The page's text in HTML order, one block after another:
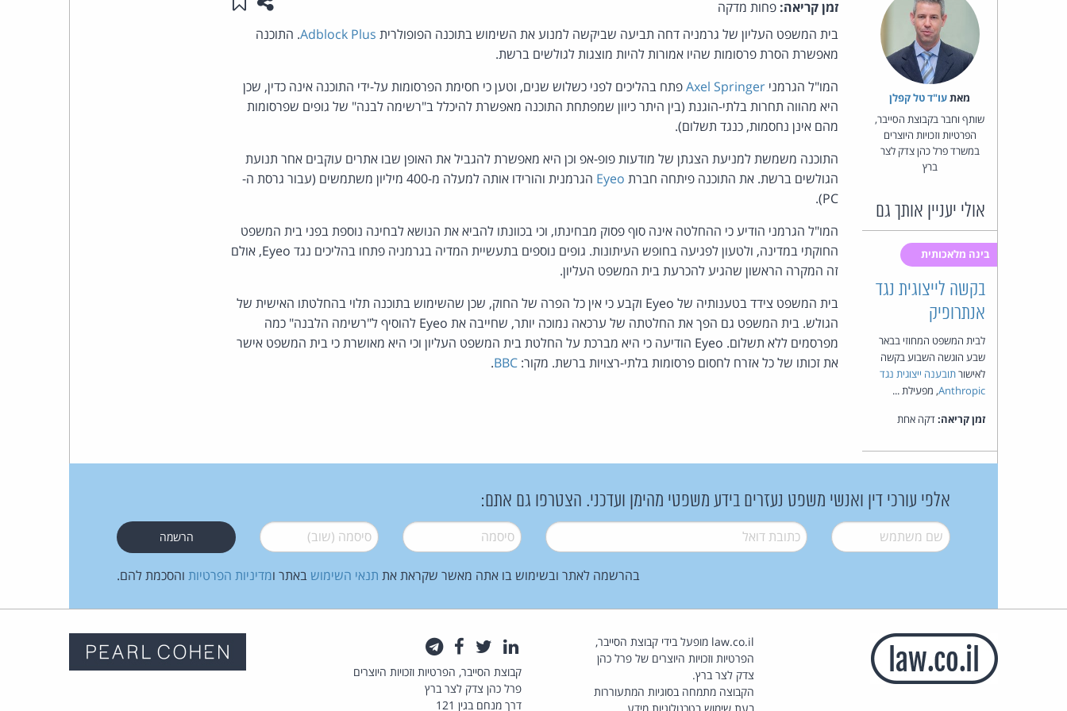
מאת‏עו"ד טל קפלן
שותף וחבר בקבוצת הסייבר,
הפרטיות וזכויות היוצרים
במשרד פרל כהן צדק לצר
ברץ
אולי יעניין אותך גם
בינה מלאכותית
בקשה לייצוגית נגד
אנתרופיק
לבית המשפט המחוזי בבאר
שבע הוגשה השבוע בקשה
לאישורתובענה ייצוגית נגד
Anthropic, מפעילת ...
זמן קריאה:דקה אחת
זמן קריאה: פחות מדקה
בית המשפט העליון של גרמניה דחה תביעה שביקשה למנוע את השימוש בתוכנה הפופולרית Adblock Plus. התוכנה
מאפשרת הסרת פרסומות שהיו אמורות להיות מוצגות לגולשים ברשת.
המו"ל הגרמני Axel Springerפתח בהליכים לפני כשלוש שנים, וטען כי חסימת הפרסומות על-ידי התוכנה אינה כדין, שכן
היא מהווה תחרות בלתי-הוגנת (בין היתר כיוון שמפתחת התוכנה מאפשרת להיכלל ב"רשימה לבנה" של גופים שפרסומות
מהם אינן נחסמות, כנגד תשלום).
התוכנה משמשת למניעת הצגתן של מודעות פופ-אפ וכן היא מאפשרת להגביל את האופן שבו אתרים עוקבים אחר תנועת
הגולשים ברשת. את התוכנה פיתחה חברת Eyeo
הגרמנית והורידו אותה למעלה מ-400 מיליון משתמשים (עבור גרסת ה-
PC).
המו"ל הגרמני הודיע כי ההחלטה אינה סוף פסוק מבחינתו, וכי בכוונתו להביא את הנושא לבחינה נוספת בפני בית המשפט
החוקתי במדינה, ולטעון לפגיעה בחופש העיתונות. גופים נוספים בתעשיית המדיה בגרמניה פתחו בהליכים נגד Eyeo, אולם
זה המקרה הראשון שהגיע להכרעת בית המשפט העליון.
בית המשפט צידד בטענותיה של Eyeo וקבע כי אין כל הפרה של החוק, שכן שהשימוש בתוכנה תלוי בהחלטתו האישית של
הגולש. בית המשפט גם הפך את החלטתה של ערכאה נמוכה יותר, שחייבה את Eyeo להוסיף ל"רשימה הלבנה" כמה
מפרסמים ללא תשלום. Eyeo הודיעה כי היא מברכת על החלטת בית המשפט העליון וכי היא מאושרת כי בית המשפט אישר
את זכותו של כל אזרח לחסום פרסומות בלתי-רצויות ברשת. מקור: BBC
.
אלפי עורכי דין ואנשי משפט נעזרים בידע משפטי מהימן ועדכני. הצטרפו גם אתם:
שם משתמש* דואל* סיסמה* סיסמה (שוב)*
בהרשמה לאתר ובשימוש בו אתה מאשר שקראת את תנאי השימוש באתר ומדיניות הפרטיות והסכמת להם.
law.co.il מופעל בידי קבוצת הסייבר,
הפרטיות וזכויות היוצרים של פרל כהן
צדק לצר ברץ.
הקבוצה מתמחה בסוגיות המתעוררות
לינקדאין
טוויטרפייסבוק
קבוצת הסייבר, הפרטיות וזכויות היוצרים
פרל כהן צדק לצר ברץ
דרך מנחם בגין 121